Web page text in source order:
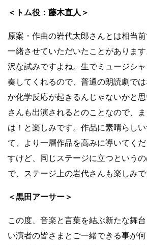
＜トム役：藤木直人＞
原案・作曲の岩代太郎さんとは相当
一緒させていただいたことがありま
沢な試みですよね。生でミュージシ
奏してくれるので、普通の朗読劇で
か化学反応が起きるんじゃないかと
さんも出演されるとのことなので、
は！と楽しみです。作品に素晴らし
て、より一層作品を高みに導いてく
すけど、同じステージに立つという
で、ステージ上の岩代さんも楽しみで
＜黒田アーサー＞
この度、音楽と言葉を結ぶ新たな舞
い演者の皆さまとご一緒できる事が何